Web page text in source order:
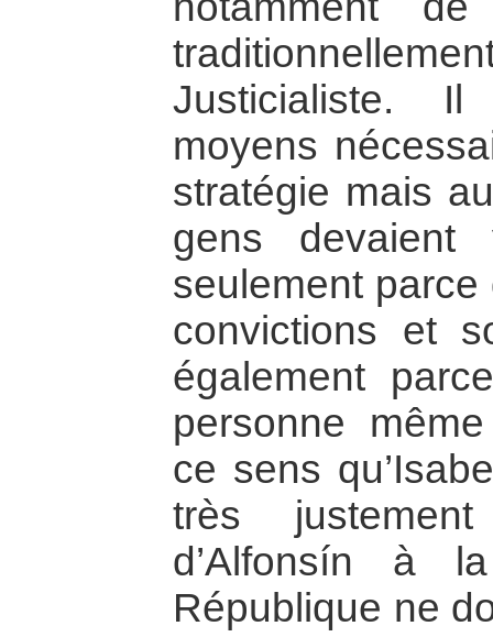
Justicialiste.
moyens
stratégie mais
gens
seulement parce
convictions et
également
personne
ce sens
très
d’Alfonsín à
République ne